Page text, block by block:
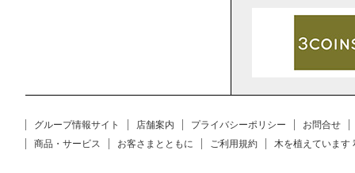
グループ情報サイト 店舗案内 プライバシーポリシー
お問合せ
商品・サービス
お客さまとともに ご利用規約 木を植えています